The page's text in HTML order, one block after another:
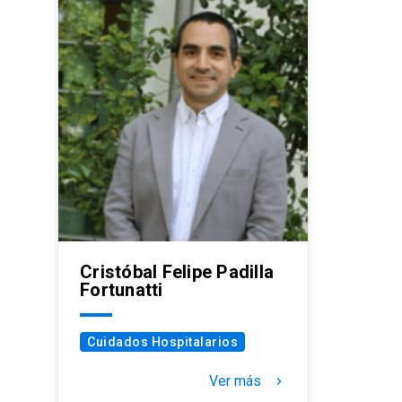
Cristóbal Felipe Padilla
Fortunatti
Cuidados Hospitalarios
Ver más keyboard_arrow_right